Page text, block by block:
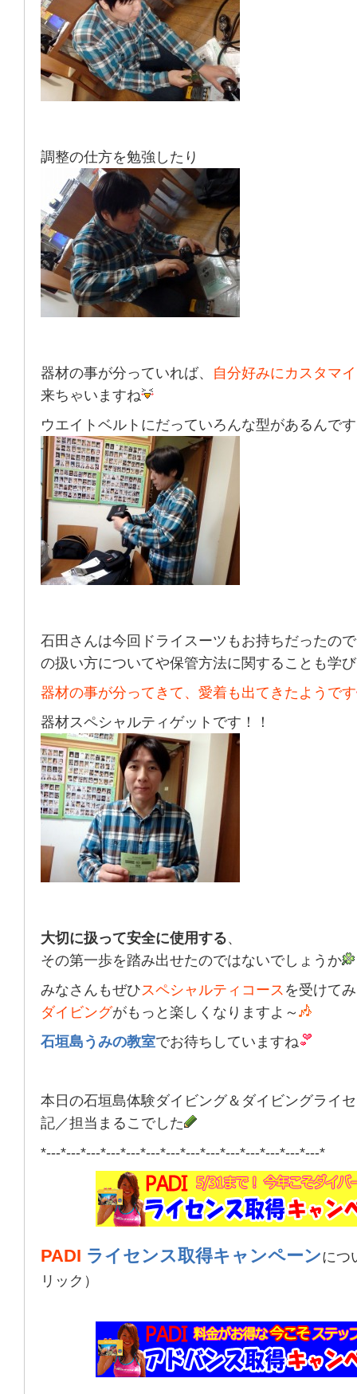
調整の仕方を勉強したり
器材の事が分っていれば、 自分好みにカスタマ
来ちゃいますね
ウエイトベルトにだっていろんな型があるんで
石田さんは今回ドライスーツもお持ちだったの
の扱い方についてや保管方法に関することも学
器材の事が分ってきて、愛着も出てきたようです
器材スペシャルティゲットです！！
大切に扱って安全に使用する、
その第一歩を踏み出せたのではないでしょうか
みなさんもぜひスペシャルティコース を受けて
ダイビングがもっと楽しくなりますよ～
石垣島うみの教室でお待ちしていますね
本日の石垣島体験ダイビング＆ダイビングライ
記／担当まるこでした
*---*---*---*---*---*---*---*---*---*---*---*---*---*---*
PADI ライセンス取得キャンペーンにつ
リック）